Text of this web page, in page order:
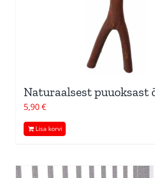
Naturaalsest puuoksast
5,90€
Lisa korvi